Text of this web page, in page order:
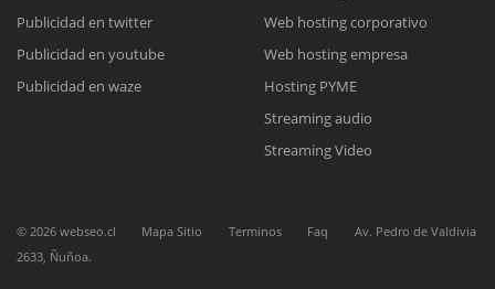
Nuestros ejecutivos le enviarán un correo electrónico con el enlace a
Meet para la reunión online.
Complete el formulario y nos contactaremos a la brevedad.
Chat Online
Todos nuestros ejecutivos están fuera de línea. Complete el formulario
para enviarnos un correo electrónico con sus datos personales.
Publicidad en twitter
Publicidad en youtube
Publicidad en waze
Web hosting corporativo
Web hosting empresa
Hosting PYME
Streaming audio
Streaming Video
© 2026 webseo.cl Mapa Sitio Terminos Faq
Av. Pedro de Valdivia
2633, Ñuñoa.